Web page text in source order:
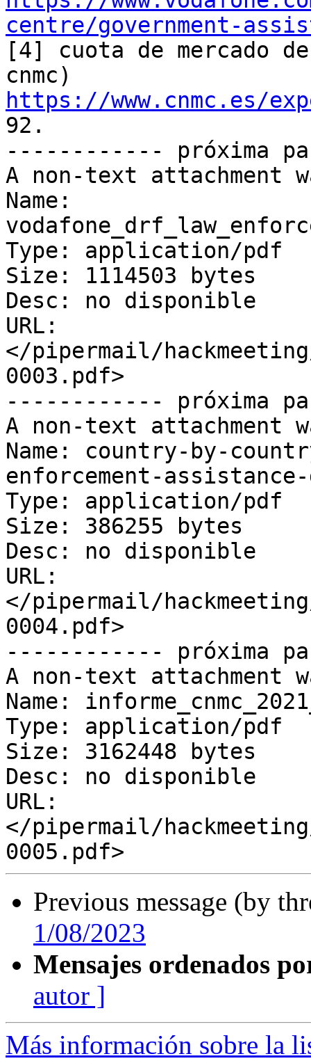
centre/government-
[4] cuota de mercado
https://www.cnmc.es/
92.
------------ próxima
A non-text attachment
Name:
Type: application/pdf
Size: 1114503 bytes
Desc: no disponible
URL:
</pipermail/
0003.pdf>
------------ próxima
A non-text attachment
Name: country-by-
enforcement-assistance-
Type: application/pdf
Size: 386255 bytes
Desc: no disponible
URL:
</pipermail/
0004.pdf>
------------ próxima
A non-text attachment
Name:
Type: application/pdf
Size: 3162448 bytes
Desc: no disponible
URL:
</pipermail/
Previous message (by
1/08/2023
Mensajes ordenados
autor ]
Más información sobre la